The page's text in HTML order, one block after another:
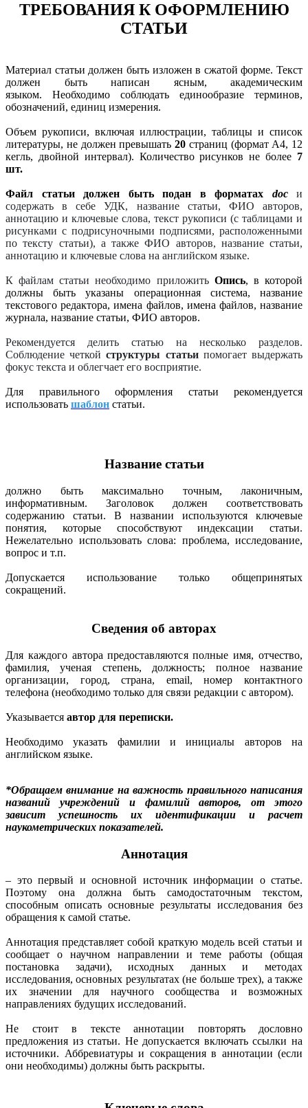
ТРЕБОВАНИЯ К ОФОРМЛЕНИЮ
СТАТЬИ
Материал статьи должен быть изложен в сжатой форме. Текст
должен быть написан ясным, академическим
языком. Необходимо соблюдать единообразие терминов,
обозначений, единиц измерения.
Объем рукописи, включая иллюстрации, таблицы и список
литературы, не должен превышать 20 страниц (формат А4, 12
кегль, двойной интервал). Количество рисунков не более 7
шт.
Файл статьи должен быть подан в форматах doc
и
содержать в себе УДК, название статьи, ФИО авторов,
аннотацию и ключевые слова, текст рукописи (с таблицами и
рисунками с подрисуночными подписями, расположенными
по тексту статьи), а также ФИО авторов, название статьи,
аннотацию и ключевые слова на английском языке.
К файлам статьи необходимо приложить Опись, в которой
должны быть указаны операционная система, название
текстового редактора, имена файлов, имена файлов, название
журнала, название статьи, ФИО авторов.
Рекомендуется делить статью на несколько разделов.
Соблюдение четкойструктуры статьипомогает выдержать
фокус текста и облегчает его восприятие.
Для правильного оформления статьи рекомендуется
использовать шаблон статьи.
Название статьи
должно быть максимально точным, лаконичным,
информативным. Заголовок должен соответствовать
содержанию статьи. В названии используются ключевые
понятия, которые способствуют индексации статьи.
Нежелательно использовать слова: проблема, исследование,
вопрос и т.п.
Допускается использование только общепринятых
сокращений.
Сведения об авторах
Для каждого автора предоставляются полные имя, отчество,
фамилия, ученая степень, должность; полное название
организации, город, страна, email, номер контактного
телефона (необходимо только для связи редакции с автором).
Указывается автор для переписки.
Необходимо указать фамилии и инициалы авторов на
английском языке.
*Обращаем внимание на важность правильного написания
названий учреждений и фамилий авторов, от этого
зависит успешность их идентификации и расчет
наукометрических показателей.
Аннотация
– это первый и основной источник информации о статье.
Поэтому она должна быть самодостаточным текстом,
способным описать основные результаты исследования без
обращения к самой статье.
Аннотация представляет собой краткую модель всей статьи и
сообщает о научном направлении и теме работы (общая
постановка задачи), исходных данных и методах
исследования, основных результатах (не больше трех), а также
их значении для научного сообщества и возможных
направлениях будущих исследований.
Не стоит в тексте аннотации повторять дословно
предложения из статьи. Не допускается включать ссылки на
источники. Аббревиатуры и сокращения в аннотации (если
они необходимы) должны быть раскрыты.